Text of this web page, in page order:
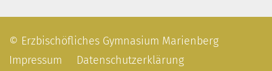
© Erzbischöfliches Gymnasium Marienberg
Impressum
Datenschutzerklärung